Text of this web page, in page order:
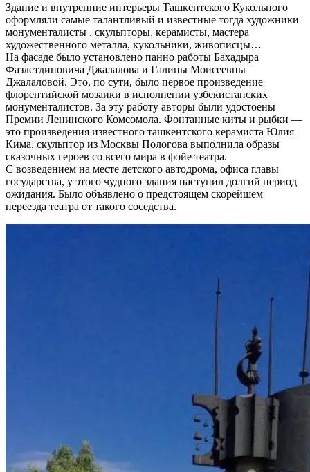
Здание и внутренние интерьеры Ташкентского Кукольного
оформляли самые талантливый и известные тогда художники
монументалисты , скульпторы, керамисты, мастера
художественного металла, кукольники, живописцы…
На фасаде было установлено панно работы Бахадыра
Фазлетдиновича Джалалова и Галины Моисеевны
Джалаловой. Это, по сути, было первое произведение
флорентийской мозаики в исполнении узбекистанских
монументалистов. За эту работу авторы были удостоены
Премии Ленинского Комсомола. Фонтанные киты и рыбки —
это произведения известного ташкентского керамиста Юлия
Кима, скульптор из Москвы Пологова выполнила образы
сказочных героев со всего мира в фойе театра.
С возведением на месте детского автодрома, офиса главы
государства, у этого чудного здания наступил долгий период
ожидания. Было объявлено о предстоящем скорейшем
переезда театра от такого соседства.